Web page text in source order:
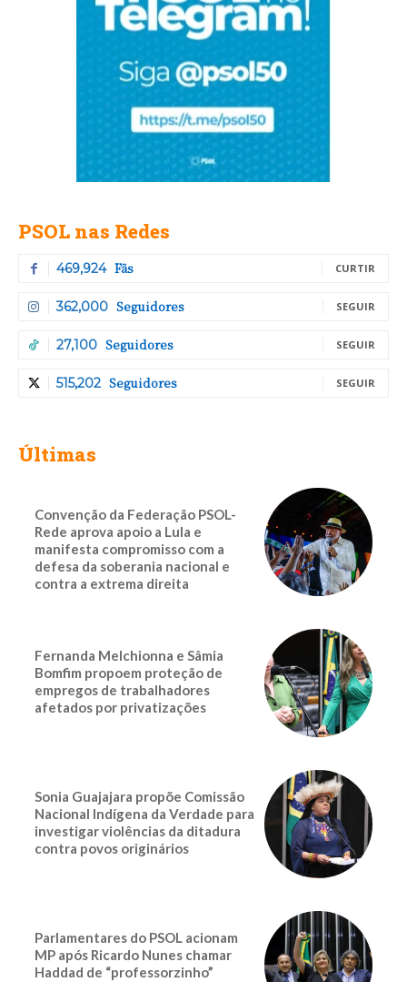
PSOL nas Redes
469,924 Fãs CURTIR
362,000 Seguidores SEGUIR
27,100 Seguidores SEGUIR
515,202 Seguidores SEGUIR
Últimas
Convenção da Federação PSOL-
Rede aprova apoio a Lula e
manifesta compromisso com a
defesa da soberania nacional e
contra a extrema direita
Fernanda Melchionna e Sâmia
Bomfim propoem proteção de
empregos de trabalhadores
afetados por privatizações
Sonia Guajajara propõe Comissão
Nacional Indígena da Verdade para
investigar violências da ditadura
contra povos originários
Parlamentares do PSOL acionam
MP após Ricardo Nunes chamar
Haddad de “professorzinho”